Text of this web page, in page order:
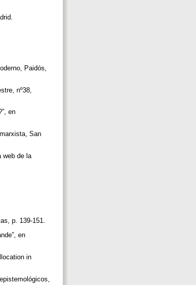
Paidós,
nº38,
en
San
web de la
p. 139-151.
en
in